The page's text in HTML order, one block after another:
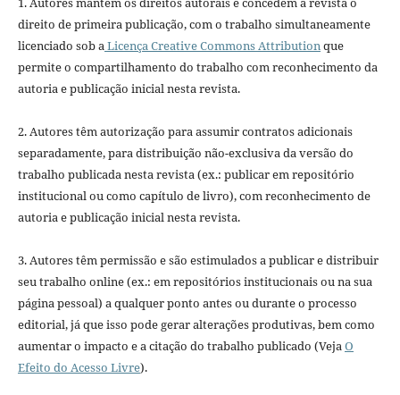
direito de primeira publicação, com o trabalho simultaneamente
licenciado sob aLicença Creative Commons Attributionque
permite o compartilhamento do trabalho com reconhecimento da
autoria e publicação inicial nesta revista.
2. Autores têm autorização para assumir contratos adicionais
separadamente, para distribuição não-exclusiva da versão do
trabalho publicada nesta revista (ex.: publicar em repositório
institucional ou como capítulo de livro), com reconhecimento de
autoria e publicação inicial nesta revista.
3. Autores têm permissão e são estimulados a publicar e distribuir
seu trabalho online (ex.: em repositórios institucionais ou na sua
página pessoal) a qualquer ponto antes ou durante o processo
editorial, já que isso pode gerar alterações produtivas, bem como
aumentar o impacto e a citação do trabalho publicado (VejaO
Efeito do Acesso Livre).